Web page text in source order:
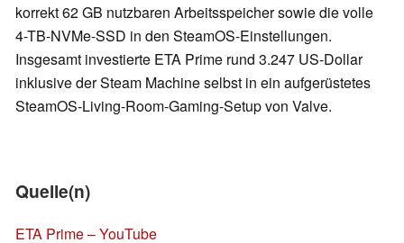
korrekt 62 GB nutzbaren Arbeitsspeicher sowie die volle
4-TB-NVMe-SSD in den SteamOS-Einstellungen.
Insgesamt investierte ETA Prime rund 3.247 US-Dollar
inklusive der Steam Machine selbst in ein aufgerüstetes
SteamOS-Living-Room-Gaming-Setup von Valve.
Quelle(n)
ETA Prime – YouTube